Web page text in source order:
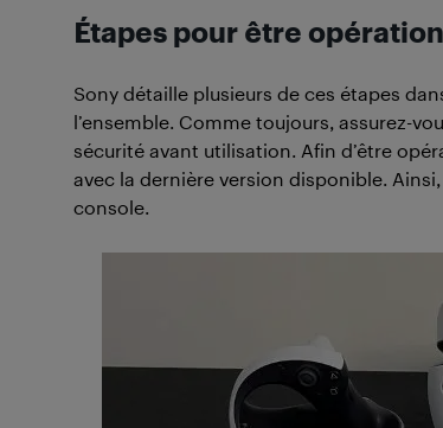
Étapes pour être
Sony détaille plusieurs de ces étapes
l’ensemble. Comme toujours, assurez-
sécurité avant utilisation. Afin d’être
avec la dernière version disponible.
console.